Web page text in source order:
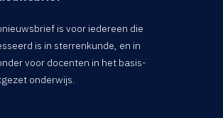
is voor iedereen die
is in sterrenkunde, en in
voor docenten in het basis-
onderwijs.